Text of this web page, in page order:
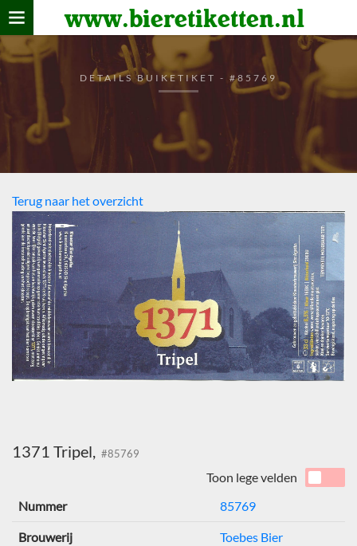
www.bieretiketten.nl
Home
verzamelen
De bierkaart
Bezoekers
DETAILS BUIKETIKET - #85769
Terug naar het overzicht
1371 Tripel, #85769
Toon lege velden
Nummer
85769
Brouwerij Toebes Bier